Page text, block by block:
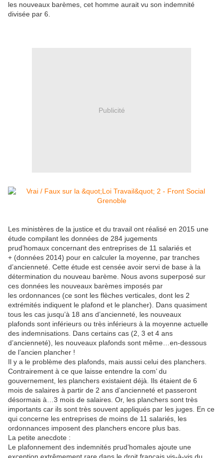
les nouveaux barèmes, cet homme aurait vu son indemnité
divisée par 6.
Publicité
Les ministères de la justice et du travail ont réalisé en 2015 une
étude compilant les données de 284 jugements
prud’homaux concernant des entreprises de 11 salariés et
+ (données 2014) pour en calculer la moyenne, par tranches
d’ancienneté. Cette étude est censée avoir servi de base à la
détermination du nouveau barème. Nous avons superposé sur
ces données les nouveaux barèmes imposés par
les ordonnances (ce sont les flèches verticales, dont les 2
extrémités indiquent le plafond et le plancher). Dans quasiment
tous les cas jusqu’à 18 ans d’ancienneté, les nouveaux
plafonds sont inférieurs ou très inférieurs à la moyenne actuelle
des indemnisations. Dans certains cas (2, 3 et 4 ans
d’ancienneté), les nouveaux plafonds sont même…en-dessous
de l’ancien plancher !
Il y a le problème des plafonds, mais aussi celui des planchers.
Contrairement à ce que laisse entendre la com’ du
gouvernement, les planchers existaient déjà. Ils étaient de 6
mois de salaires à partir de 2 ans d’ancienneté et passeront
désormais à…3 mois de salaires. Or, les planchers sont très
importants car ils sont très souvent appliqués par les juges. En ce
qui concerne les entreprises de moins de 11 salariés, les
ordonnances imposent des planchers encore plus bas.
La petite anecdote :
Le plafonnement des indemnités prud’homales ajoute une